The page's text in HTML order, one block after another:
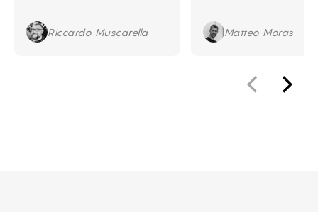
Riccardo Muscarella Matteo Moras